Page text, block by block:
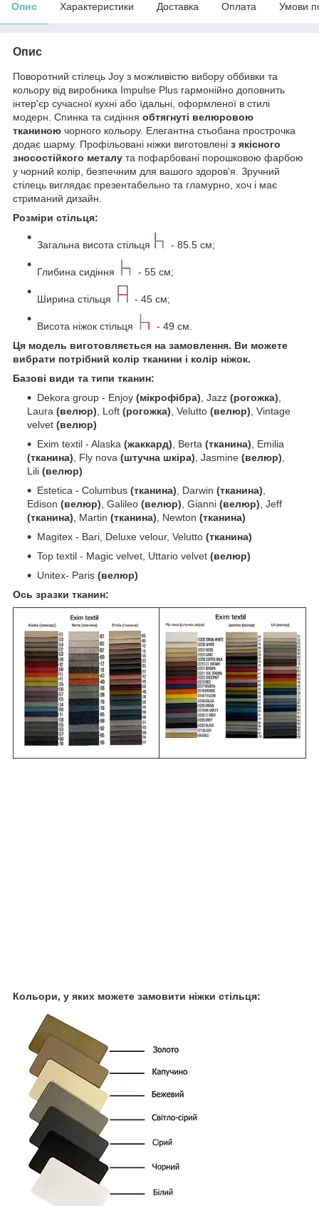
Опис Характеристики Доставка Оплата Умови
Опис
Поворотний стілець Joy з можливістю вибору оббивки та
кольору від виробника Impulse Plus гармонійно доповнить
інтер'єр сучасної кухні або їдальні, оформленої в стилі
модерн. Спинка та сидіння обтягнуті велюровою
тканиною чорного кольору. Елегантна стьобана прострочка
додає шарму. Профільовані ніжки виготовлені з якісного
зносостійкого металу та пофарбовані порошковою фарбою
у чорний колір, безпечним для вашого здоров'я. Зручний
стілець виглядає презентабельно та гламурно, хоч і має
стриманий дизайн.
Розміри стільця:
Загальна висота стільця - 85.5 см;
Глибина сидіння - 55 см;
Ширина стільця - 45 см;
Висота ніжок стільця
- 49 см.
Ця модель виготовляється на замовлення. Ви можете
вибрати потрібний колір тканини і колір ніжок.
Базові види та типи тканин:
Dekora group - Enjoy (мікрофібра), Jazz (рогожка),
Laura (велюр), Loft (рогожка), Velutto (велюр), Vintage
velvet (велюр)
Exim textil - Alaska (жаккард), Berta (тканина), Emilia
(тканина), Fly nova (штучна шкіра), Jasmine (велюр),
Lili (велюр)
Estetica - Columbus (тканина), Darwin (тканина),
Edison (велюр), Galileo (велюр), Gianni (велюр), Jeff
(тканина), Martin (тканина), Newton (тканина)
Magitex - Bari, Deluxe velour, Velutto (тканина)
Top textil - Magic velvet, Uttario velvet (велюр)
Unitex- Paris (велюр)
Ось зразки тканин:
Кольори, у яких можете замовити ніжки стільця: